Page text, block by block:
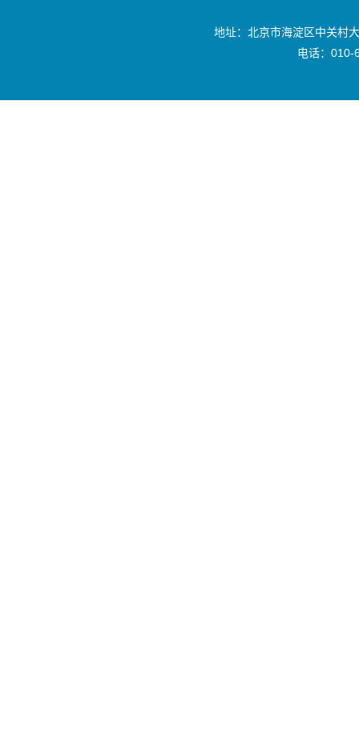
地址：北京市海淀区中关村
电话：